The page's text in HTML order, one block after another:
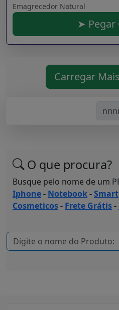
Emagrecedor Natural
➤ Pegar
Carregar
O que procura?
Busque pelo nome de um
Iphone- Notebook-
Cosmeticos- Frete Grátis-